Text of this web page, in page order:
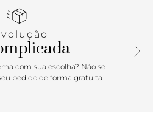
ou calças leves, trazendo um
com sua escolha? Não se
pedido de forma gratuita